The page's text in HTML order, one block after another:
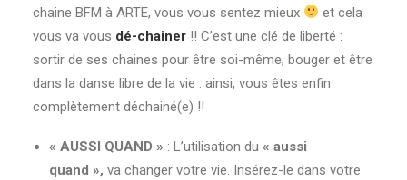
chaine BFM à ARTE, vous vous sentez mieux
et cela
vous va vous dé-chainer !! C’est une clé de liberté :
sortir de ses chaines pour être soi-même, bouger et être
dans la danse libre de la vie : ainsi, vous êtes enfin
complètement déchainé(e) !!
« AUSSI QUAND » : L’utilisation du « aussi
quand », va changer votre vie. Insérez-le dans votre